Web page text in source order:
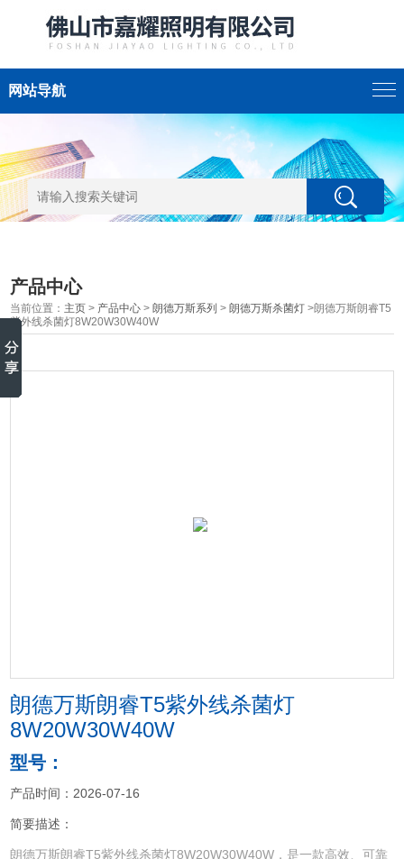
网站导航
产品中心
当前位置： 主页 > 产品中心 >朗德万斯系列 >朗德万斯杀菌灯 >朗德万斯朗睿T5
紫外线杀菌灯8W20W30W40W
朗德万斯朗睿T5紫外线杀菌灯
8W20W30W40W
型号：
产品时间：2026-07-16
简要描述：
朗德万斯朗睿T5紫外线杀菌灯8W20W30W40W，是一款高效、可靠